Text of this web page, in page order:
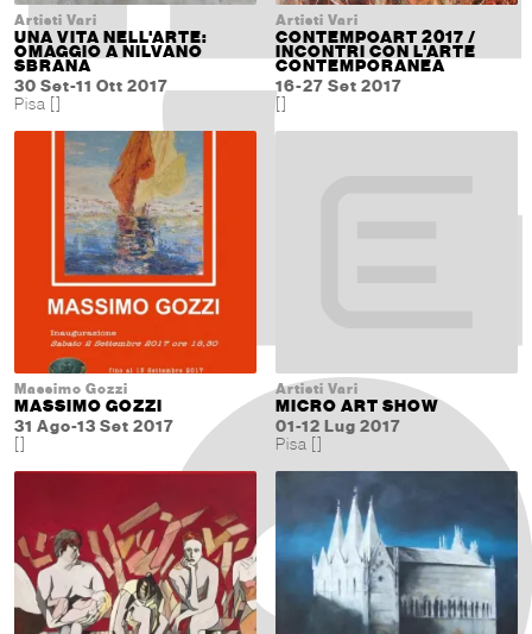
Artisti Vari
UNA VITA NELL'ARTE:
OMAGGIO A NILVANO
SBRANA
30 Set-11 Ott 2017
Pisa []
Artisti Vari
CONTEMPOART 2017 /
INCONTRI CON L'ARTE
CONTEMPORANEA
16-27 Set 2017
[]
Massimo Gozzi
MASSIMO GOZZI
31 Ago-13 Set 2017
[]
Artisti Vari
MICRO ART SHOW
01-12 Lug 2017
Pisa []